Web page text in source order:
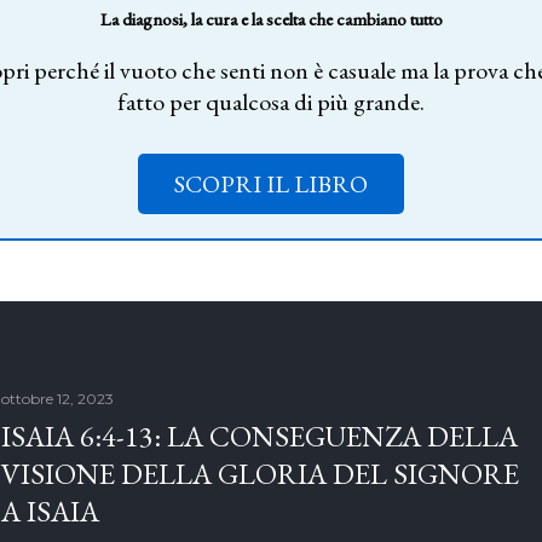
La diagnosi, la cura e la scelta che cambiano tutto
perché il vuoto che senti non è casuale ma la prova
fatto per qualcosa di più grande.
SCOPRI IL LIBRO
ottobre 12, 2023
ISAIA 6:4-13: LA CONSEGUENZA DELLA
VISIONE DELLA GLORIA DEL SIGNORE
A ISAIA